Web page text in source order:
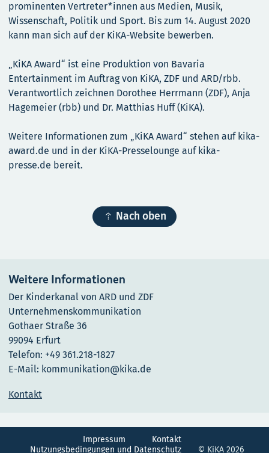
prominenten Vertreter*innen aus Medien, Musik,
Wissenschaft, Politik und Sport. Bis zum 14. August 2020
kann man sich auf der KiKA-Website bewerben.
„KiKA Award“ ist eine Produktion von Bavaria
Entertainment im Auftrag von KiKA, ZDF und ARD/rbb.
Verantwortlich zeichnen Dorothee Herrmann (ZDF), Anja
Hagemeier (rbb) und Dr. Matthias Huff (KiKA).
Weitere Informationen zum „KiKA Award“ stehen auf kika-
award.de und in der KiKA-Presselounge auf kika-
presse.de bereit.
 Nach oben
Weitere Informationen
Der Kinderkanal von ARD und ZDF
Unternehmenskommunikation
Gothaer Straße 36
99094 Erfurt
Telefon: +49 361.218-1827
E-Mail: kommunikation@kika.de
Kontakt
Impressum
Kontakt
Nutzungsbedingungen und Datenschutz
© KiKA 2026